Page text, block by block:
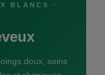
BLANCS ·
doux, soins